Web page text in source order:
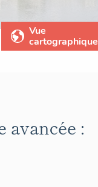
Vue
cartographique
avancée :